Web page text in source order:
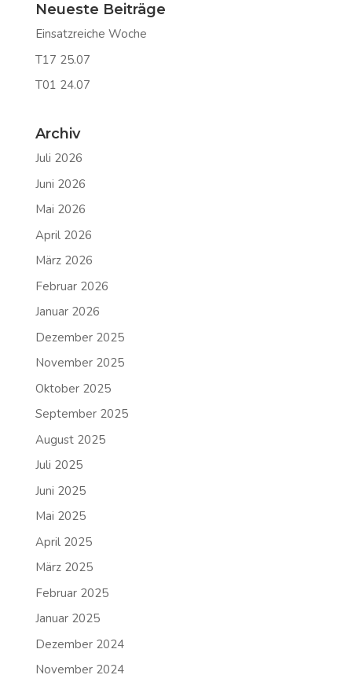
Neueste Beiträge
Einsatzreiche Woche
T17 25.07
T01 24.07
Archiv
Juli 2026
Juni 2026
Mai 2026
April 2026
März 2026
Februar 2026
Januar 2026
Dezember 2025
November 2025
Oktober 2025
September 2025
August 2025
Juli 2025
Juni 2025
Mai 2025
April 2025
März 2025
Februar 2025
Januar 2025
Dezember 2024
November 2024